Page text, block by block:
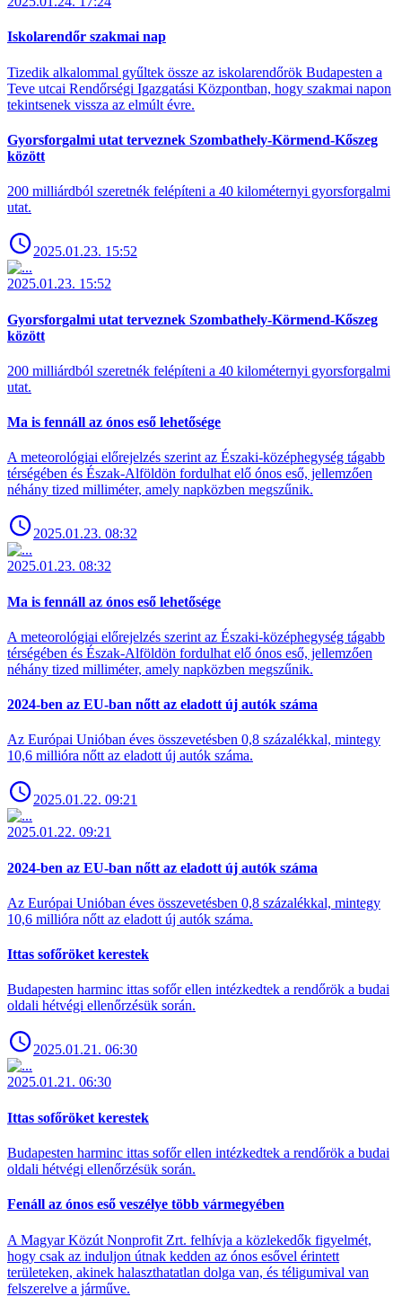
Iskolarendőr szakmai nap
Tizedik alkalommal gyűltek össze az iskolarendőrök Budapesten a
Teve utcai Rendőrségi Igazgatási Központban, hogy szakmai napon
tekintsenek vissza az elmúlt évre.
Gyorsforgalmi utat terveznek Szombathely-Körmend-Kőszeg
között
200 milliárdból szeretnék felépíteni a 40 kilométernyi gyorsforgalmi
utat.
2025.01.23. 15:52
2025.01.23. 15:52
Gyorsforgalmi utat terveznek Szombathely-Körmend-Kőszeg
között
200 milliárdból szeretnék felépíteni a 40 kilométernyi gyorsforgalmi
utat.
Ma is fennáll az ónos eső lehetősége
A meteorológiai előrejelzés szerint az Északi-középhegység tágabb
térségében és Észak-Alföldön fordulhat elő ónos eső, jellemzően
néhány tized milliméter, amely napközben megszűnik.
2025.01.23. 08:32
2025.01.23. 08:32
Ma is fennáll az ónos eső lehetősége
A meteorológiai előrejelzés szerint az Északi-középhegység tágabb
térségében és Észak-Alföldön fordulhat elő ónos eső, jellemzően
néhány tized milliméter, amely napközben megszűnik.
2024-ben az EU-ban nőtt az eladott új autók száma
Az Európai Unióban éves összevetésben 0,8 százalékkal, mintegy
10,6 millióra nőtt az eladott új autók száma.
2025.01.22. 09:21
2025.01.22. 09:21
2024-ben az EU-ban nőtt az eladott új autók száma
Az Európai Unióban éves összevetésben 0,8 százalékkal, mintegy
10,6 millióra nőtt az eladott új autók száma.
Ittas sofőröket kerestek
Budapesten harminc ittas sofőr ellen intézkedtek a rendőrök a budai
oldali hétvégi ellenőrzésük során.
2025.01.21. 06:30
2025.01.21. 06:30
Ittas sofőröket kerestek
Budapesten harminc ittas sofőr ellen intézkedtek a rendőrök a budai
oldali hétvégi ellenőrzésük során.
Fenáll az ónos eső veszélye több vármegyében
A Magyar Közút Nonprofit Zrt. felhívja a közlekedők figyelmét,
hogy csak az induljon útnak kedden az ónos esővel érintett
területeken, akinek halaszthatatlan dolga van, és téligumival van
felszerelve a járműve.